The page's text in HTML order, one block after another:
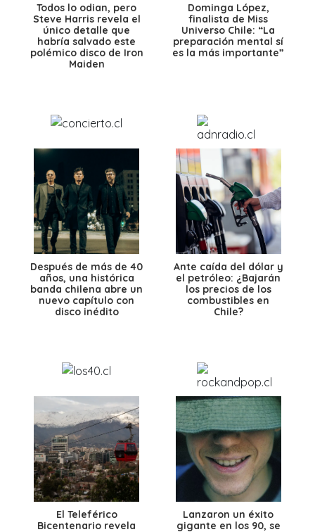
Todos lo odian, pero
Steve Harris revela el
único detalle que
habría salvado este
polémico disco de Iron
Maiden
Dominga López,
finalista de Miss
Universo Chile: “La
preparación mental sí
es la más importante”
Después de más de 40
años, una histórica
banda chilena abre un
nuevo capítulo con
disco inédito
Ante caída del dólar y
el petróleo: ¿Bajarán
los precios de los
combustibles en
Chile?
El Teleférico
Bicentenario revela
Lanzaron un éxito
gigante en los 90, se